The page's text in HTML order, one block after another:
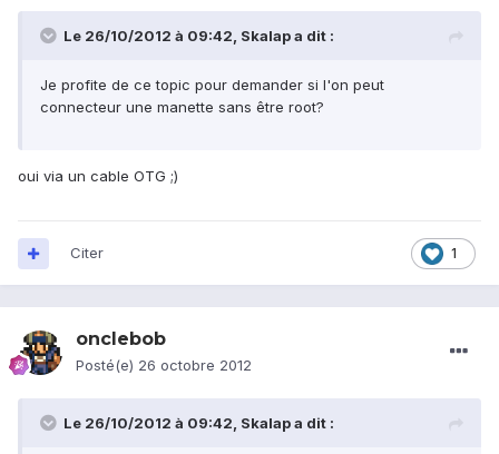
Le 26/10/2012 à 09:42, Skalap a dit :
Je profite de ce topic pour demander si l'on peut
connecteur une manette sans être root?
oui via un cable OTG ;)
1
Citer
onclebob
Posté(e) 26 octobre 2012
Le 26/10/2012 à 09:42, Skalap a dit :